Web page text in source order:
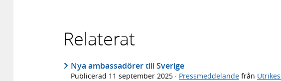
Relaterat
Nya ambassadörer till Sverige
Publicerad 11 september 2025 · Pressmeddelande från